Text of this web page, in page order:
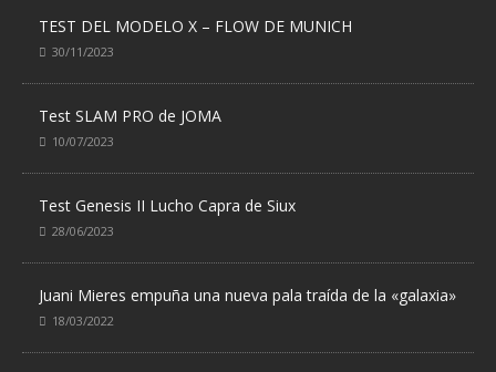
TEST DEL MODELO X – FLOW DE MUNICH
30/11/2023
Test SLAM PRO de JOMA
10/07/2023
Test Genesis II Lucho Capra de Siux
28/06/2023
Juani Mieres empuña una nueva pala traída de la «galaxia»
18/03/2022